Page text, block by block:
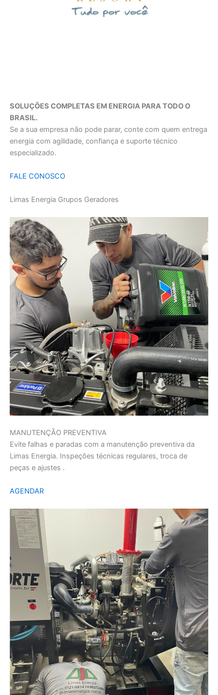
SOLUÇÕES COMPLETAS EM ENERGIA PARA TODO O
BRASIL.
Se a sua empresa não pode parar, conte com quem entrega
energia com agilidade, confiança e suporte técnico
especializado.
FALE CONOSCO
Limas Energia Grupos Geradores
MANUTENÇÃO PREVENTIVA
Evite falhas e paradas com a manutenção preventiva da
Limas Energia. Inspeções técnicas regulares, troca de
peças e ajustes .
AGENDAR